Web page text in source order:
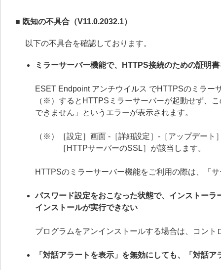
■ 既知の不具合（V11.0.2032.1）
以下の不具合を確認しております。
ミラーサーバー機能で、HTTPS接続のための証明
ESET Endpoint アンチウイルス でHTTPSのミラー
（※）するとHTTPSミラーサーバーが起動せず、
できません」というエラーが表示されます。
（※）［設定］画面 -［詳細設定］-［アップデー
［HTTPサーバーのSSL］が該当します。
HTTPSのミラーサーバー機能をご利用の際は、「
パスワード設定をおこなった状態で、インストー
インストールが実行できない
プログラムをアンインストールする場合は、コン
「対話アラートを表示」を無効にしても、「対話